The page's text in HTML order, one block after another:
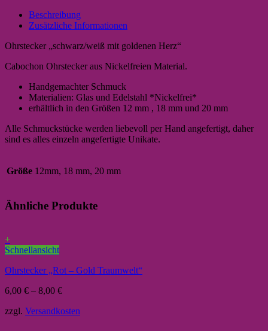
Beschreibung
Zusätzliche Informationen
Ohrstecker „schwarz/weiß mit goldenen Herz“
Cabochon Ohrstecker aus Nickelfreien Material.
Handgemachter Schmuck
Materialien: Glas und Edelstahl *Nickelfrei*
erhältlich in den Größen 12 mm , 18 mm und 20 mm
Alle Schmuckstücke werden liebevoll per Hand angefertigt, daher
sind es alles einzeln angefertigte Unikate.
Größe 12mm, 18 mm, 20 mm
Ähnliche Produkte
+
Schnellansicht
Ohrstecker „Rot – Gold Traumwelt“
6,00 € – 8,00 €
zzgl. Versandkosten